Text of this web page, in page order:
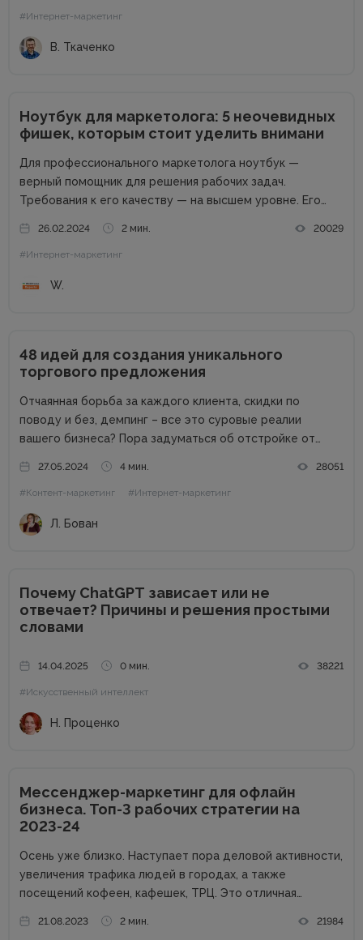
соучредитель Tkachenko & Myroniuk Marketing Agency,
имеет огромный опыт...
#Интернет-маркетинг
В. Ткаченко
Ноутбук для маркетолога: 5 неочевидных
фишек, которым стоит уделить внимани
Для профессионального маркетолога ноутбук —
верный помощник для решения рабочих задач.
Требования к его качеству — на высшем уровне. Его
успехам. Добротный комплект «железа» — даже не
обсуждается. Без продвинутого процессора, топовой
26.02.2024 2 мин. 20029
#Интернет-маркетинг
W.
48 идей для создания уникального
торгового предложения
Отчаянная борьба за каждого клиента, скидки по
поводу и без, демпинг – все это суровые реалии
вашего бизнеса? Пора задуматься об отстройке от
как выделиться среди аналогичных компаний, привлечь
внимание к продуктам...
27.05.2024 4 мин. 28051
#Контент-маркетинг #Интернет-маркетинг
Л. Бован
Почему ChatGPT зависает или не
отвечает? Причины и решения простыми
словами
14.04.2025 0 мин. 38221
#Искусственный интеллект
Н. Проценко
Мессенджер-маркетинг для офлайн
бизнеса. Топ-3 рабочих стратегии на
2023-24
Осень уже близко. Наступает пора деловой активности,
увеличения трафика людей в городах, а также
посещений кофеен, кафешек, ТРЦ. Это отличная
увеличить прибыль. Но конкуренция на данном рынке
21.08.2023 2 мин. 21984